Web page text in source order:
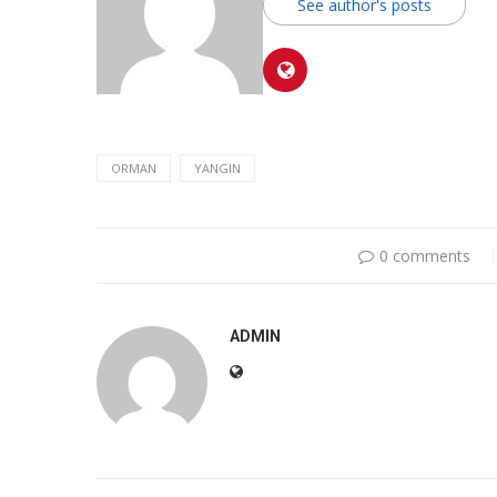
See author's posts
ORMAN YANGIN
0 comments
ADMIN